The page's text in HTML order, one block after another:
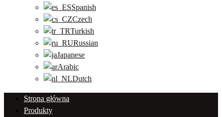
Spanish
Czech
Turkish
Russian
Japanese
Arabic
Dutch
Strona główna
Produkty